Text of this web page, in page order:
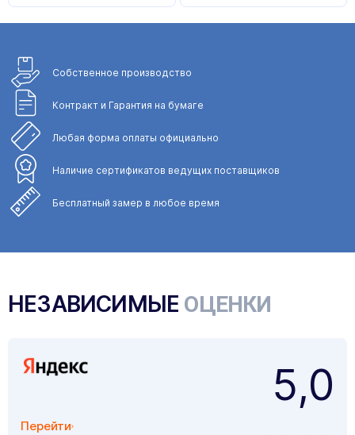
Собственное производство
Контракт и Гарантия на бумаге
Любая форма оплаты официально
Наличие сертификатов ведущих поставщиков
Бесплатный замер в любое время
НЕЗАВИСИМЫЕ ОЦЕНКИ
Перейти
5,0